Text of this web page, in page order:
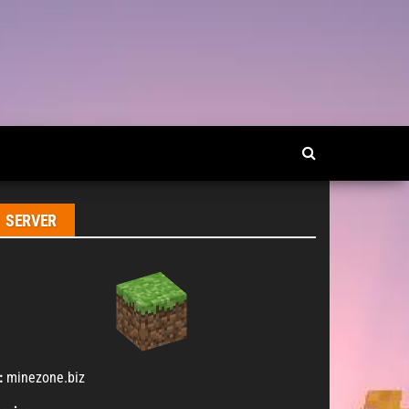
SERVER
minezone.biz